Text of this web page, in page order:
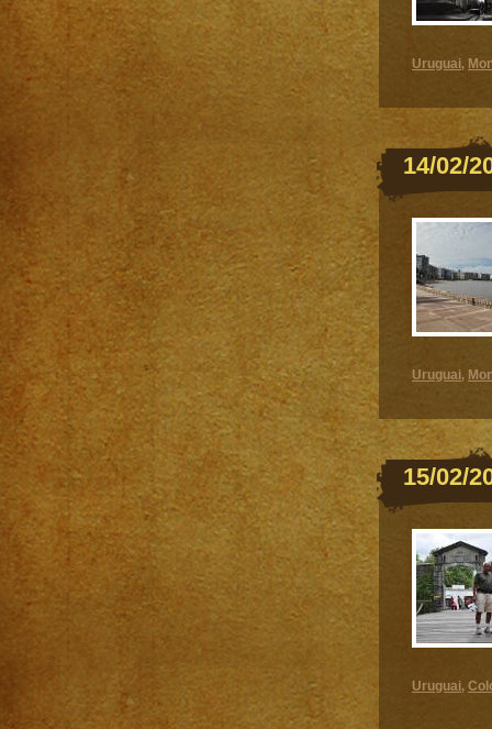
Uruguai,
14/02/
Uruguai,
15/02/
Uruguai,